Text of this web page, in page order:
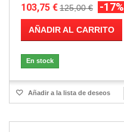
103,75 €125,00 € -17%
AÑADIR AL CARRITO
En stock
Añadir a la lista de deseos